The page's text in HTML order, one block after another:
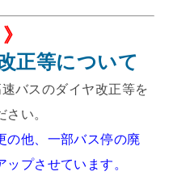
正等について
バスのダイヤ改正等を
い。
の他、一部バス停の廃
プさせています。